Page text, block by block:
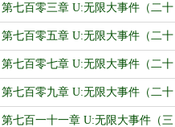
十）
第七百零三章 U:无限大事件（二十
二）
第七百零五章 U:无限大事件（二十
四）
第七百零七章 U:无限大事件（二十
六）
第七百零九章 U:无限大事件（二十
八）
第七百一十一章 U:无限大事件（三